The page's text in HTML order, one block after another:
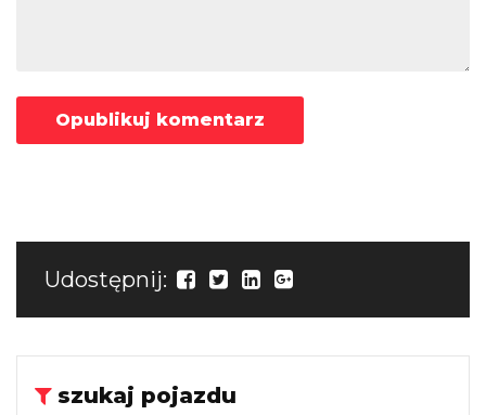
Udostępnij:
szukaj pojazdu